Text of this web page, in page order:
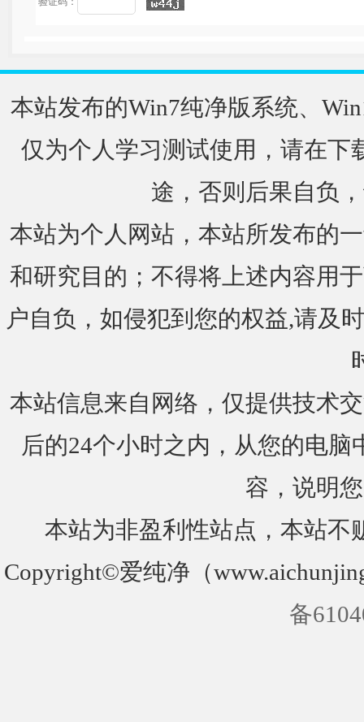
本站发布的Win7纯净版系统、
仅为个人学习测试使用，请在下
途，否则后果自负
本站为个人网站，本站所发布的
和研究目的；不得将上述内容用
户自负，如侵犯到您的权益,请及
本站信息来自网络，仅提供技术
后的24个小时之内，从您的电
容，说明
本站为非盈利性站点，本站不
Copyright©爱纯净（
备